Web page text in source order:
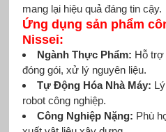
mang lại hiệu quả đáng tin cậy.
Ứng dụng sản phẩm
Nissei:
Ngành Thực Phẩm: Hỗ trợ
đóng gói, xử lý nguyên liệu.
Tự Động Hóa Nhà Máy:
robot công nghiệp.
Công Nghiệp Nặng: Phù